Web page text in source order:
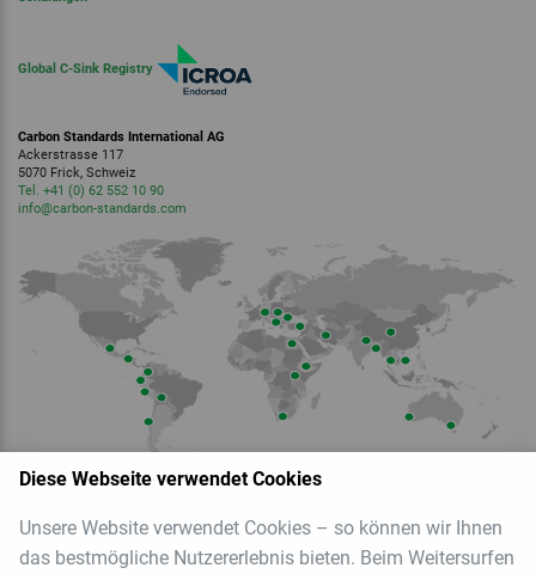
Diese Webseite verwendet Cookies
Unsere Website verwendet Cookies – so können wir Ihnen
das bestmögliche Nutzererlebnis bieten. Beim Weitersurfen
Global C-Sink Registry
Carbon Standards International AG
Ackerstrasse 117
5070 Frick, Schweiz
Tel. +41 (0) 62 552 10 90
info@carbon-standards.com
Mitglied der